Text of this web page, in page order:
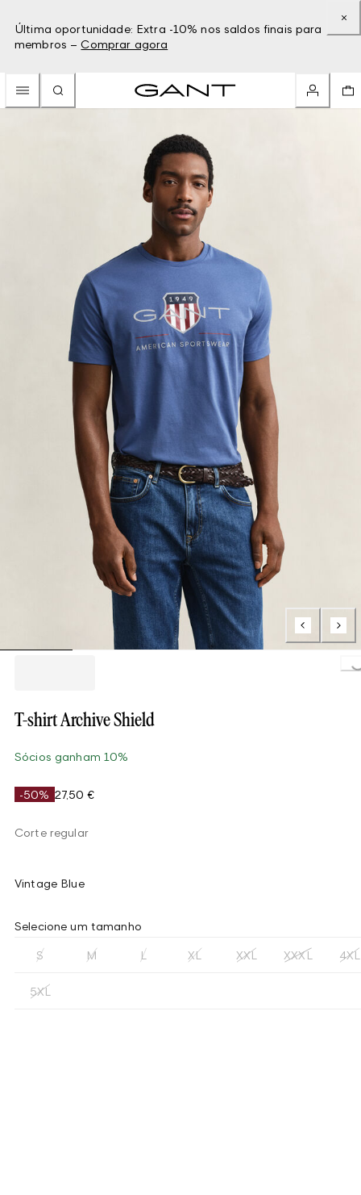
Última oportunidade: Extra -10% nos saldos finais para
membros – Comprar agora
T-shirt Archive Shield
Sócios ganham 10%
-50% 27,50 €
Corte regular
Vintage Blue
Selecione um tamanho
S M L XL XXL XXXL 4XL
5XL